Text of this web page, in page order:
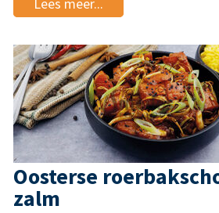
Oosterse
zalm